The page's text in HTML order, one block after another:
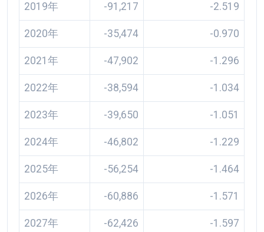
2019年 -91,217 -2.519
2020年 -35,474 -0.970
2021年 -47,902 -1.296
2022年 -38,594 -1.034
2023年 -39,650 -1.051
2024年 -46,802 -1.229
2025年 -56,254 -1.464
2026年 -60,886 -1.571
2027年 -62,426 -1.597